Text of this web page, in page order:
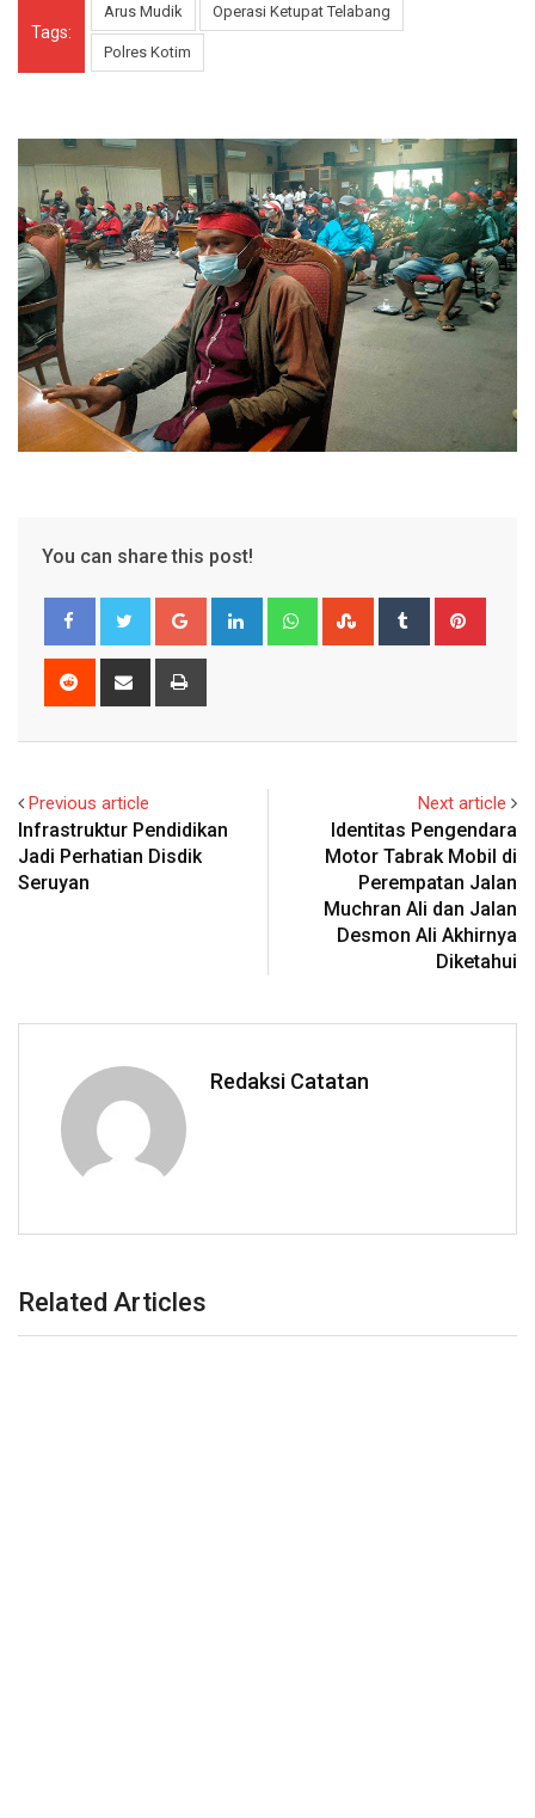
Tags:
Arus Mudik Operasi Ketupat Telabang
Polres Kotim
You can share this post!
Google+ LinkedIn WhatsappStumbleUpon
Tumblr
Reddit
Share
Previous article
Infrastruktur Pendidikan
Jadi Perhatian Disdik
Seruyan
Next article
Identitas Pengendara
Motor Tabrak Mobil di
Perempatan Jalan
Muchran Ali dan Jalan
Desmon Ali Akhirnya
Diketahui
Redaksi Catatan
Related Articles